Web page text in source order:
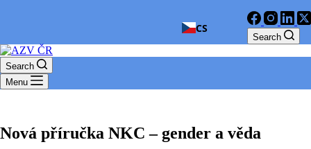
Search
CS
Search
Menu
Nová příručka NKC – gender a věda